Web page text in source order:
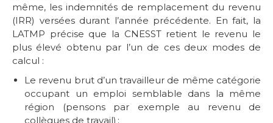
même, les indemnités de remplacement du revenu
(IRR) versées durant l’année précédente. En fait, la
LATMP précise que la CNESST retient le revenu le
plus élevé obtenu par l’un de ces deux modes de
calcul :
Le revenu brut d’un travailleur de même catégorie
occupant un emploi semblable dans la même
région (pensons par exemple au revenu de
collègues de travail) ;